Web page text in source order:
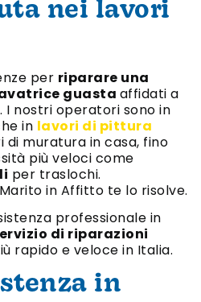
nei lavori
per riparare una
guasta affidati a
nostri operatori sono in
in lavori di pittura
di muratura in casa, fino
più veloci come
per traslochi.
in Affitto te lo risolve.
professionale in
di riparazioni
rapido e veloce in Italia.
in